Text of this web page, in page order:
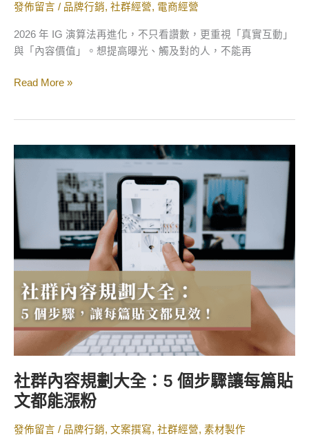
發佈留言 / 品牌行銷, 社群經營, 電商經營
2026 年 IG 演算法再進化，不只看讚數，更重視「真實互動」
與「內容價值」。想提高曝光、觸及對的人，不能再
內
策
一
Read More »
社群內容規劃大全：5 個步驟讓每篇貼
文都能漲粉
發佈留言 / 品牌行銷, 文案撰寫, 社群經營, 素材製作
群
內
容
規
劃
大
全：
個
步
驟
篇
貼
都